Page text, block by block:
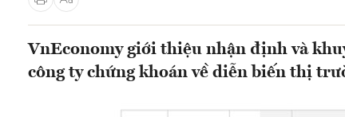
VnEconomy giới thiệu nhận định và
công ty chứng khoán về diễn biến thị